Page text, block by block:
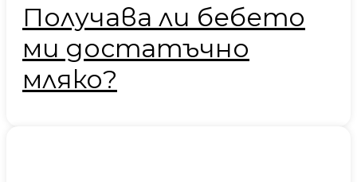
Получава ли бебето
ми достатъчно
мляко?